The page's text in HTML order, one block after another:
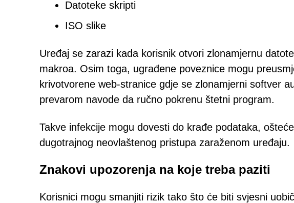
Datoteke skripti
ISO slike
Uređaj se zarazi kada korisnik otvori zlonamjernu
makroa. Osim toga, ugrađene poveznice mogu
krivotvorene web-stranice gdje se zlonamjerni softver
prevarom navode da ručno pokrenu štetni program.
Takve infekcije mogu dovesti do krađe podataka,
dugotrajnog neovlaštenog pristupa zaraženom uređaju.
Znakovi upozorenja na koje treba paziti
Korisnici mogu smanjiti rizik tako što će biti svjesni